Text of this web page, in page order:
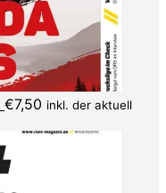
€7,50 inkl. der aktuell